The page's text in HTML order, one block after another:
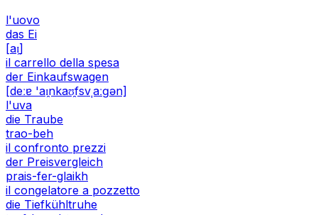
l'uovo
das Ei
[aɪ̯]
il carrello della spesa
der Einkaufswagen
[deːɐ 'aɪ̯nkaʊ̯fsvˌaːɡən]
l'uva
die Traube
trao-beh
il confronto prezzi
der Preisvergleich
prais-fer-glaikh
il congelatore a pozzetto
die Tiefkühltruhe